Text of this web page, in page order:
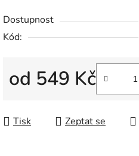
Dostupnost
Kód:
od 549 Kč
Tisk Zeptat se